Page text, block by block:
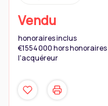
Vendu
honoraires inclus
€1 554 000hors honoraires
l'acquéreur